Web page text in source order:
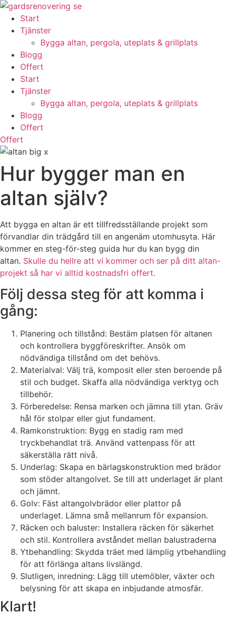
Skip
content
Start
Tjänster
Bygga altan, pergola, uteplats & grillplats
Blogg
Offert
Start
Tjänster
Bygga altan, pergola, uteplats & grillplats
Blogg
Offert
Offert
Hur bygger man en
altan själv?
Att bygga en altan är ett tillfredsställande projekt som
förvandlar din trädgård till en angenäm utomhusyta. Här
kommer en steg-för-steg guida hur du kan bygg din
altan. Skulle du hellre att vi kommer och ser på ditt altan-
projekt så har vi alltid kostnadsfri offert.
Följ dessa steg för att komma i
gång:
Planering och tillstånd: Bestäm platsen för altanen
och kontrollera byggföreskrifter. Ansök om
nödvändiga tillstånd om det behövs.
Materialval: Välj trä, komposit eller sten beroende på
stil och budget. Skaffa alla nödvändiga verktyg och
tillbehör.
Förberedelse: Rensa marken och jämna till ytan. Gräv
hål för stolpar eller gjut fundament.
Ramkonstruktion: Bygg en stadig ram med
tryckbehandlat trä. Använd vattenpass för att
säkerställa rätt nivå.
Underlag: Skapa en bärlagskonstruktion med brädor
som stöder altangolvet. Se till att underlaget är plant
och jämnt.
Golv: Fäst altangolvbrädor eller plattor på
underlaget. Lämna små mellanrum för expansion.
Räcken och baluster: Installera räcken för säkerhet
och stil. Kontrollera avståndet mellan balustraderna
Ytbehandling: Skydda träet med lämplig ytbehandling
för att förlänga altans livslängd.
Slutligen, inredning: Lägg till utemöbler, växter och
belysning för att skapa en inbjudande atmosfär.
Klart!